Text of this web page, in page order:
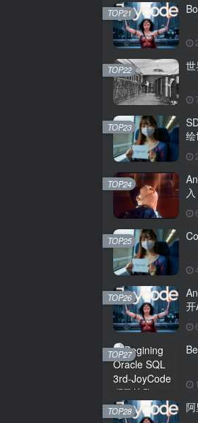
TOP21
TOP22
TOP23
入
TOP24
TOP25
TOP26
TOP27
TOP28